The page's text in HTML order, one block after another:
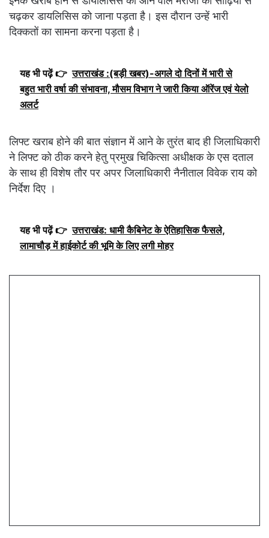
चढ़कर डायलिसिस को जाना पड़ता है। इस दौरान उन्हें भारी
दिक्कतों का सामना करना पड़ता है।
यह भी पढ़ें 👉 उत्तराखंड :(बड़ी खबर)-अगले दो दिनों में भारी से
बहुत भारी वर्षा की संभावना, मौसम विभाग ने जारी किया ऑरेंज एवं येलो
अलर्ट
लिफ्ट खराब होने की बात संज्ञान में आने के तुरंत बाद ही जिलाधिकारी
ने लिफ्ट को ठीक करने हेतु प्रमुख चिकित्सा अधीक्षक के एस दताल
के साथ ही विशेष तौर पर अपर जिलाधिकारी नैनीताल विवेक राय को
निर्देश दिए ।
यह भी पढ़ें 👉 उत्तराखंड: धामी कैबिनेट के ऐतिहासिक फैसले,
लामाचौड़ में हाईकोर्ट की भूमि के लिए लगी मोहर